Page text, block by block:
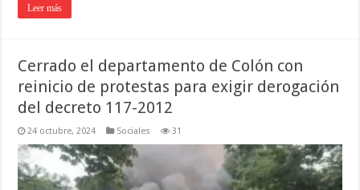
Leer más
Cerrado el departamento de Colón con
reinicio de protestas para exigir derogación
del decreto 117-2012
24 octubre, 2024 Sociales 31